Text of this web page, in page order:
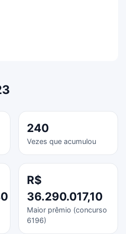
240
Vezes que acumulou
R$
36.290.017,10
Maior prêmio (concurso
6196)